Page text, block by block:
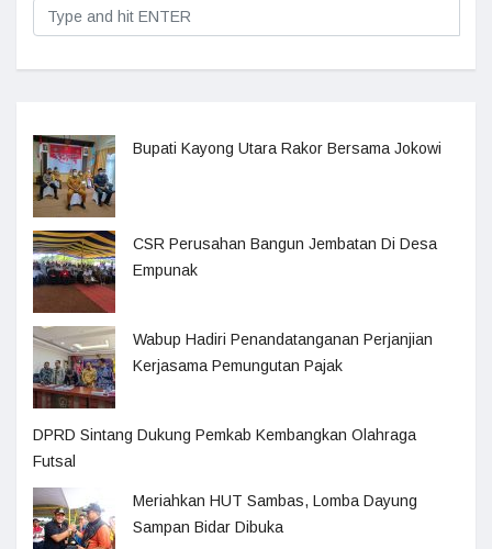
Bupati Kayong Utara Rakor Bersama Jokowi
CSR Perusahan Bangun Jembatan Di Desa
Empunak
Wabup Hadiri Penandatanganan Perjanjian
Kerjasama Pemungutan Pajak
DPRD Sintang Dukung Pemkab Kembangkan Olahraga
Futsal
Meriahkan HUT Sambas, Lomba Dayung
Sampan Bidar Dibuka